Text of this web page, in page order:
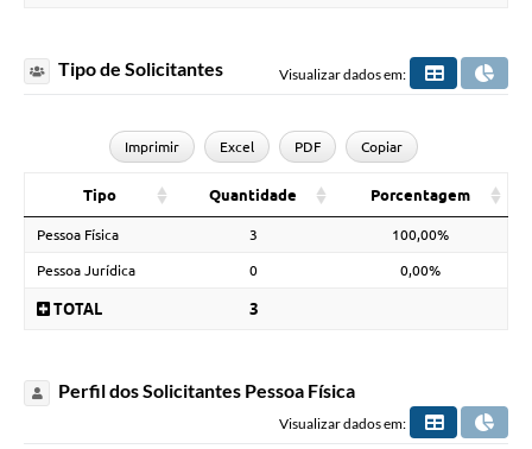
Tipo de Solicitantes Visualizar dados em:
Imprimir Excel PDF Copiar
Tipo Quantidade Porcentagem
Pessoa Física 3 100,00%
Pessoa Jurídica 0 0,00%
TOTAL 3
Perfil dos Solicitantes Pessoa Física
Visualizar dados em: